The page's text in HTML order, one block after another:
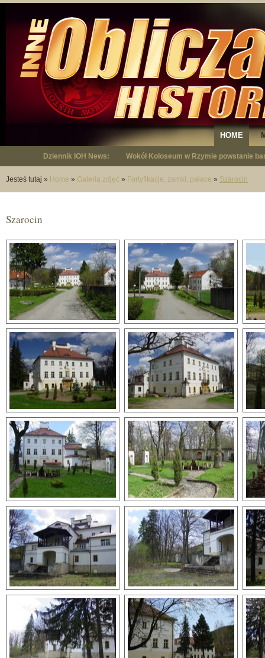
HOME
Dziennik IOH News: "Niepodległy - opowieść o Januszu
Jesteś tutaj » Home » Galeria zdjęć » Fortyfikacje, zamki, pałace » Szarocin
Szarocin